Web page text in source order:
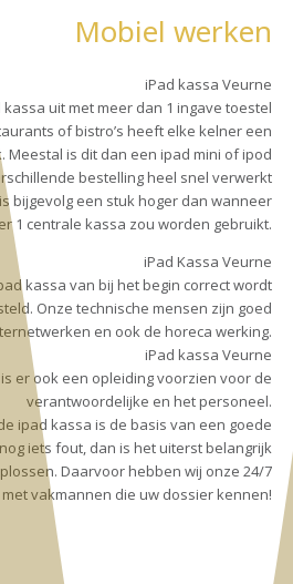
Mobiel werken
iPad kassa Veurne
uit met meer dan 1 ingave toestel
of bistro’s heeft elke kelner een
Meestal is dit dan een ipad mini of ipod
bestelling heel snel verwerkt
bijgevolg een stuk hoger dan wanneer
er 1 centrale kassa zou worden gebruikt.
iPad Kassa Veurne
kassa van bij het begin correct wordt
Onze technische mensen zijn goed
en ook de horeca werking.
iPad kassa Veurne
er ook een opleiding voorzien voor de
verantwoordelijke en het personeel.
ipad kassa is de basis van een goede
iets fout, dan is het uiterst belangrijk
Daarvoor hebben wij onze 24/7
vakmannen die uw dossier kennen!